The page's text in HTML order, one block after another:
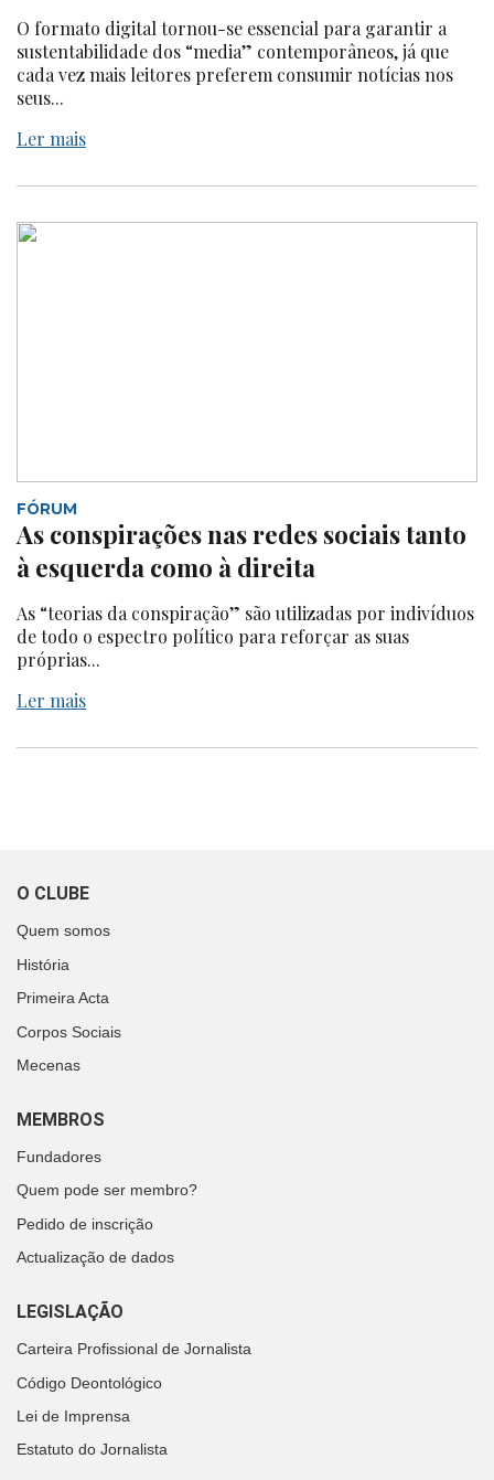
O formato digital tornou-se essencial para garantir a
sustentabilidade dos “media” contemporâneos, já que
cada vez mais leitores preferem consumir notícias nos
seus...
Ler mais
FÓRUM
As conspirações nas redes sociais tanto
à esquerda como à direita
As “teorias da conspiração” são utilizadas por indivíduos
de todo o espectro político para reforçar as suas
próprias...
Ler mais
O CLUBE
Quem somos
História
Primeira Acta
Corpos Sociais
Mecenas
MEMBROS
Fundadores
Quem pode ser membro?
Pedido de inscrição
Actualização de dados
LEGISLAÇÃO
Carteira Profissional de Jornalista
Código Deontológico
Lei de Imprensa
Estatuto do Jornalista